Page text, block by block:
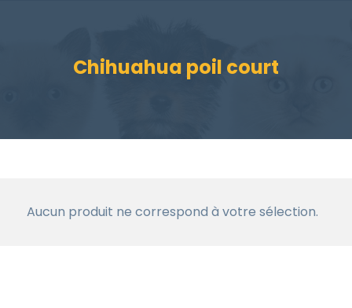
Chihuahua poil court
Aucun produit ne correspond à votre sélection.